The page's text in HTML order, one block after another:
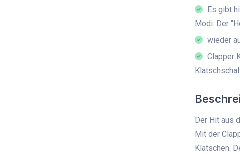
Es gibt
Modi: Der
wieder
Clapper
Der Hit aus
Mit der
Klatschen.